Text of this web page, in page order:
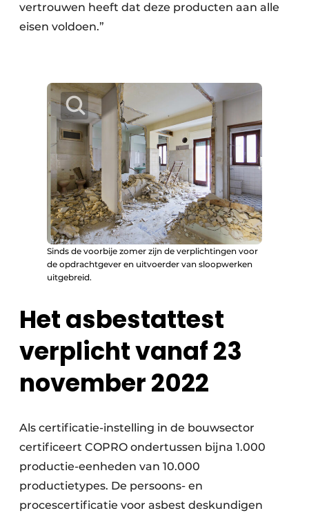
vertrouwen heeft dat deze producten aan alle
eisen voldoen.”
Sinds de voorbije zomer zijn de verplichtingen voor
de opdrachtgever en uitvoerder van sloopwerken
uitgebreid.
Het asbestattest
verplicht vanaf 23
november 2022
Als certificatie-instelling in de bouwsector
certificeert COPRO ondertussen bijna 1.000
productie-eenheden van 10.000
productietypes. De persoons- en
procescertificatie voor asbest deskundigen